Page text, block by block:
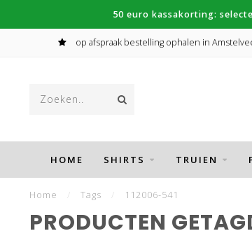
50 euro kassakorting:
op afspraak bestelling ophalen in
HOME SHIRTS TRUIEN
Home Tags 112006-541
PRODUCTEN